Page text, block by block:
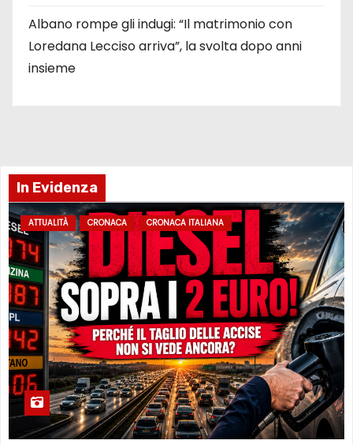
Albano rompe gli indugi: “Il matrimonio con
Loredana Lecciso arriva”, la svolta dopo anni
insieme
In Evidenza
ATTUALITÀ CRONACA CRONACA ITALIANA